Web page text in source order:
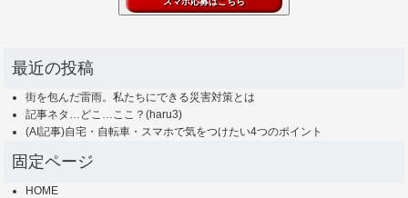
最近の投稿
街を包んだ雷雨。私たちにできる災害対策とは
記事ネタ…どこ…ここ？(haru3)
(AI記事)自宅・自転車・スマホで気をつけたい4つのポイント
固定ページ
HOME